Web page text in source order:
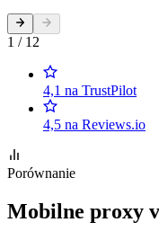
1 / 12
4,1 na TrustPilot
4,5 na Reviews.io
Porównanie
Mobilne proxy